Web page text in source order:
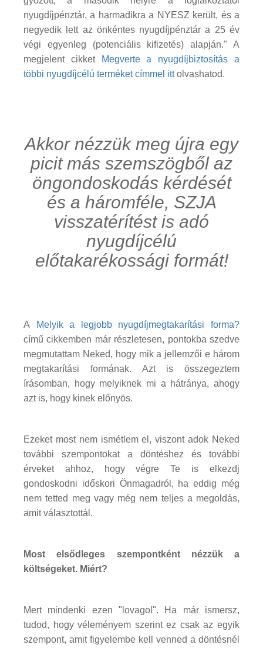
nyugdíjpénztár, a harmadikra a NYESZ került, és a
negyedik lett az önkéntes nyugdíjpénztár a 25 év
végi egyenleg (potenciális kifizetés) alapján." A
megjelent cikket
Megverte a nyugdíjbiztosítás a
többi nyugdíjcélú terméket címmel ittolvashatod.
Akkor nézzük meg újra egy
picit más szemszögből az
öngondoskodás kérdését
és a háromféle, SZJA
visszatérítést is adó
nyugdíjcélú
előtakarékossági formát!
A
Melyik a legjobb nyugdíjmegtakarítási forma?
című cikkemben már részletesen, pontokba szedve
megmutattam Neked, hogy mik a jellemzői e három
megtakarítási formának. Azt is összegeztem
írásomban, hogy melyiknek mi a hátránya, ahogy
azt is, hogy kinek előnyös.
Ezeket most nem ismétlem el, viszont adok Neked
további szempontokat a döntéshez és további
érveket ahhoz, hogy végre Te is elkezdj
gondoskodni időskori Önmagadról, ha eddig még
nem tetted meg vagy még nem teljes a megoldás,
amit választottál.
Most elsődleges szempontként nézzük a
költségeket. Miért?
Mert mindenki ezen "lovagol". Ha már ismersz,
tudod, hogy véleményem szerint ez csak az egyik
szempont, amit figyelembe kell venned a döntésnél